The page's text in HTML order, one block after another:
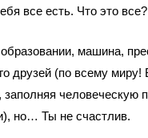
все есть. Что это все?
машина,
друзей (по всему миру!
заполняя человеческую
но… Ты не счастлив.